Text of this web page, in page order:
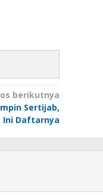
berikutnya
Sertijab,
Ini Daftarnya